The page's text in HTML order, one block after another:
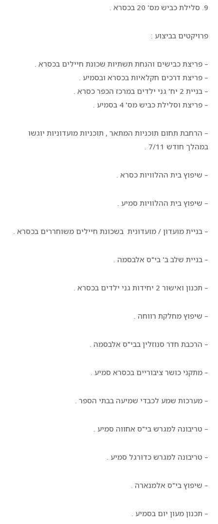
9. סלילת כביש מס' 20 בכסרא .
פרויקטים בביצוע :
– פריצת כבישים והנחת תשתיות שכונת חיילים בכסרא .
– פריצת דרכים חקלאיות בכסרא ובסמיע .
– בניית 2 יח' גני ילדים במרכז הכפר כסרא .
– פריצת וסלילת כביש מס' 4 בסמיע .
– הרחבת תחום תוכניות המתאר , תוכניות מועדוניות יוגשו
במהלך חודש 7/11 .
– שיפוץ בית ההלוויות כסרא .
– שיפוץ בית ההלוויות סמיע .
– בניית מועדון / מועדונית בשכונת חיילים משוחררים בכסרא .
– בניית שלב ב' בי"ס אלבסמה .
– תכנון ואישור 2 יחידות גני ילדים בכסרא .
– שיפוץ מחלקת רווחה .
– הרכבת חדר סנוזלין בבי"ס אלבסמה .
– מתקני כושר ציבוריים בכסרא סמיע .
– מערכות שמע לכבדי שמיעה בבתי הספר .
– טריבונה למגרש בי"ס אחווה סמיע .
– טריבונה למגרש כדורגל סמיע .
– שיפוץ בי"ס אלמנארה .
– תכנון מעון יום בסמיע .